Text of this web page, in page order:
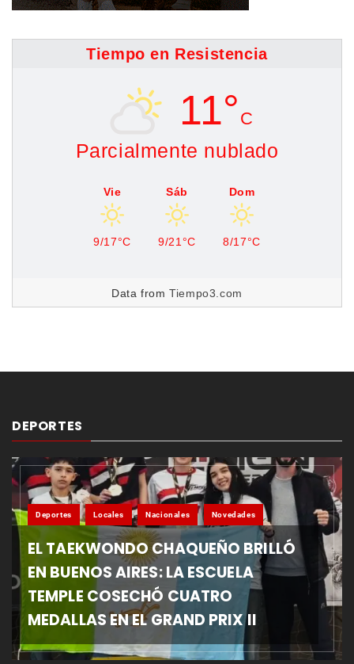
Tiempo en Resistencia
11° C
Parcialmente nublado
Vie
9/17°C
Sáb
9/21°C
Dom
8/17°C
Data fromTiempo3.com
DEPORTES
Deportes Locales Nacionales Novedades
EL TAEKWONDO CHAQUEÑO BRILLÓ
EN BUENOS AIRES: LA ESCUELA
TEMPLE COSECHÓ CUATRO
MEDALLAS EN EL GRAND PRIX II